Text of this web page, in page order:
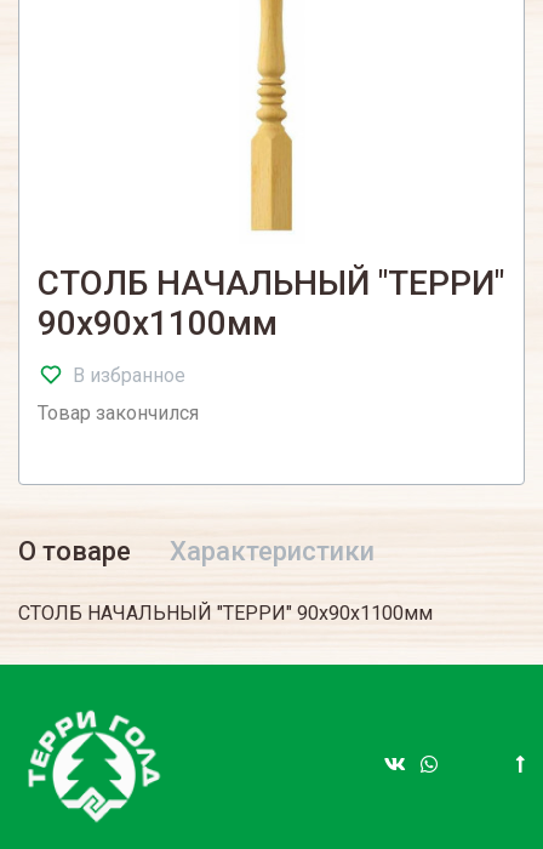
СТОЛБ НАЧАЛЬНЫЙ "ТЕРРИ"
90х90х1100мм
В избранное
Товар закончился
О товаре Характеристики
СТОЛБ НАЧАЛЬНЫЙ "ТЕРРИ" 90х90х1100мм